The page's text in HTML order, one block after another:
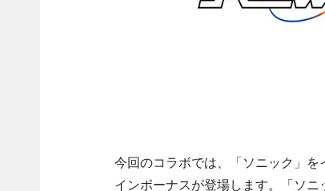
今回のコラボでは、「ソニック」
インボーナスが登場します。「ソ